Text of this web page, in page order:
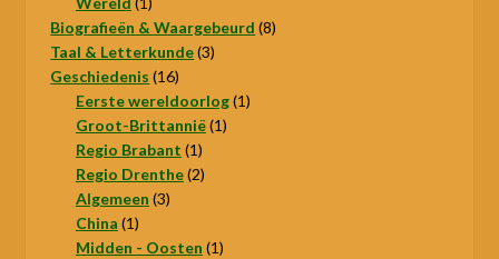
product
Biografieën & Waargebeurd 88
Taal & Letterkunde 33
Geschiedenis 1616
producten
Eerste wereldoorlog 11
Groot-Brittannië 11
Regio Brabant 11
product
Regio Drenthe 22
Algemeen 33
China 11
product
Midden - Oosten 11